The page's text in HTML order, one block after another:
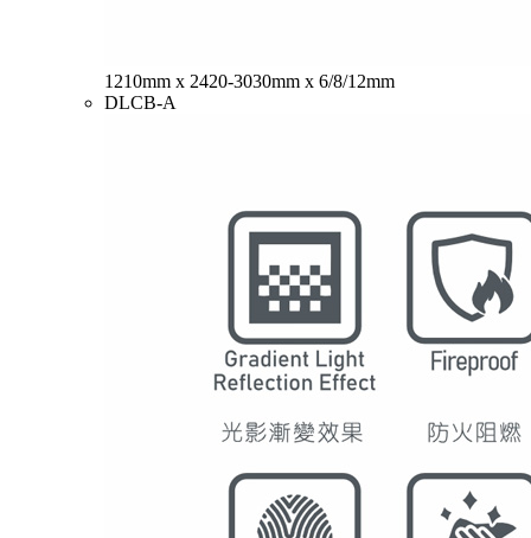
1210mm x 2420-3030mm x 6/8/12mm
DLCB-A